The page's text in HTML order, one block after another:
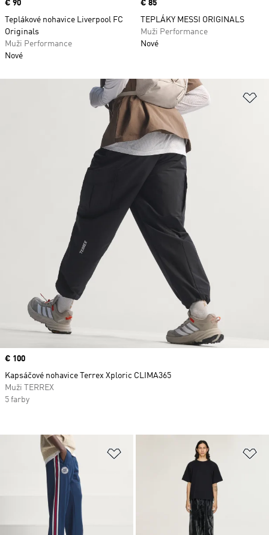
Price
€ 90
Teplákové nohavice Liverpool FC
Originals
Muži Performance
Nové
Price
€ 85
TEPLÁKY MESSI ORIGINALS
Muži Performance
Nové
Pridať do zoznamu želaných
Price
€ 100
Kapsáčové nohavice Terrex Xploric CLIMA365
Muži TERREX
5 farby